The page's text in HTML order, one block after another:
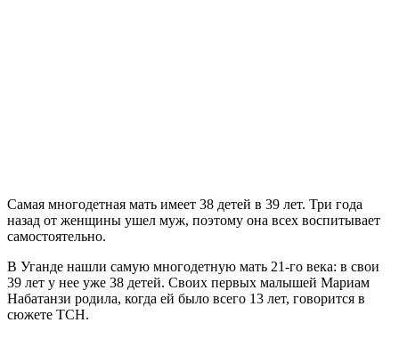
Самая многодетная мать имеет 38 детей в 39 лет. Три года
назад от женщины ушел муж, поэтому она всех воспитывает
самостоятельно.
В Уганде нашли самую многодетную мать 21-го века: в свои
39 лет у нее уже 38 детей. Своих первых малышей Мариам
Набатанзи родила, когда ей было всего 13 лет, говорится в
сюжете ТСН.